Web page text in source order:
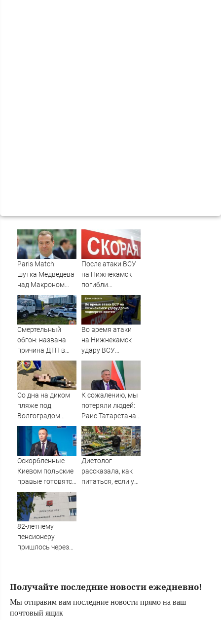
Paris Match:
шутка Медведева
над Макроном
вызвала
возмущение во
Франции
После атаки ВСУ
на Нижнекамск
погибли
граждане
Таджикистана и
Узбекистана -
Новости на
Вести.ru
Смертельный
обгон: названа
причина ДТП в
Твери, в котором
погиб
мотоциклист
Во время атаки
на Нижнекамск
удару ВСУ
подвергся хостел
Со дна на диком
пляже под
Волгоградом
подняли тело
утопленника
К сожалению, мы
потеряли людей:
Раис Татарстана
об атаке
вражеских БПЛА
по республике
10/08/2026 –
Оскорбленные
Киевом польские
правые готовятся
взять власть
Диетолог
рассказала, как
питаться, если у
82-летнему
пенсионеру
пришлось через
Получайте последние новости ежедневно!
Мы отправим вам последние новости прямо на ваш
почтовый ящик